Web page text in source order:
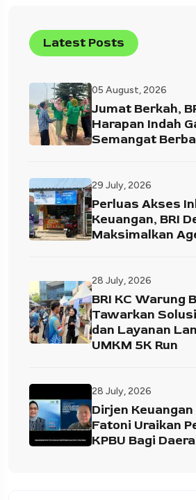
Latest Posts
05 August, 2026
Jumat Berkah,
Harapan Indah
Semangat
29 July, 2026
Perluas Akses
Keuangan, BRI
Maksimalkan
28 July, 2026
BRI KC Warung
Tawarkan
dan Layanan
UMKM 5K Run
28 July, 2026
Dirjen Keuangan
Fatoni Uraikan
KPBU Bagi